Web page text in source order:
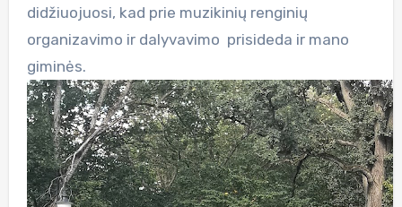
didžiuojuosi, kad prie muzikinių renginių
organizavimo ir dalyvavimo prisideda ir mano
giminės.